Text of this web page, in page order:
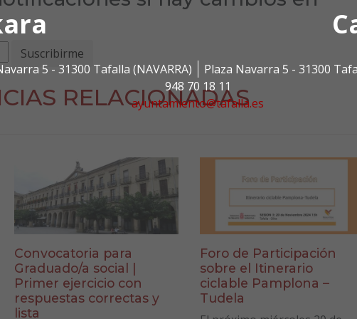
5 - 31300 Tafalla (NAVARRA)
Plaza Navarra 5 - 31300
948 70 18 11
ayuntamiento@tafalla.es
RELACIONADAS
Convocatoria para
Graduado/a social |
Primer ejercicio con
respuestas correctas y
lista
Foro de Participación
sobre el Itinerario
ciclable Pamplona –
Tudela